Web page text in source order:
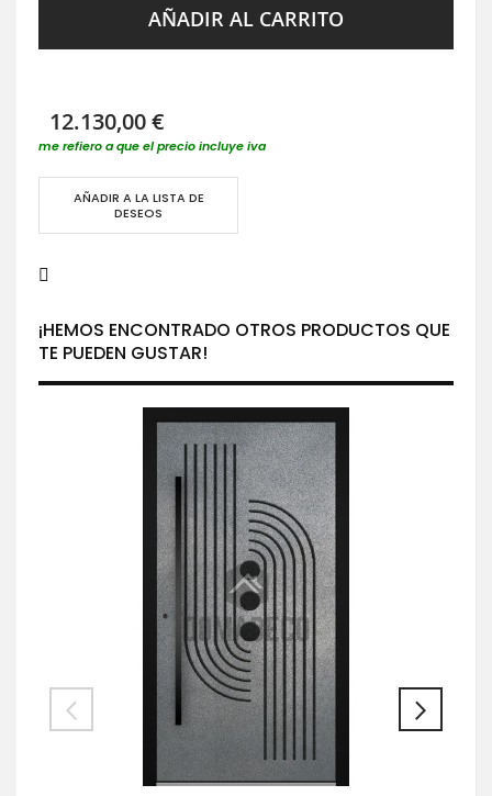
AÑADIR AL CARRITO
12.130,00 €
me refiero a que el precio incluye iva
AÑADIR A LA LISTA DE
DESEOS
¡HEMOS ENCONTRADO OTROS PRODUCTOS QUE
TE PUEDEN GUSTAR!